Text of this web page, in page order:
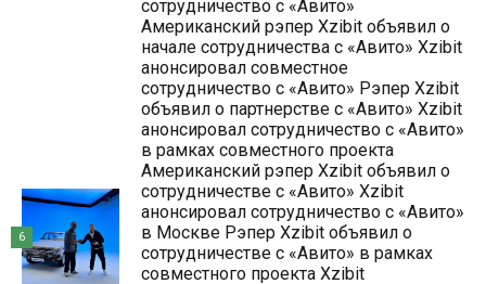
сотрудничество с «Авито»
Американский рэпер Xzibit объявил о
начале сотрудничества с «Авито» Xzibit
анонсировал совместное
сотрудничество с «Авито» Рэпер Xzibit
объявил о партнерстве с «Авито» Xzibit
анонсировал сотрудничество с «Авито»
в рамках совместного проекта
Американский рэпер Xzibit объявил о
сотрудничестве с «Авито» Xzibit
анонсировал сотрудничество с «Авито»
в Москве Рэпер Xzibit объявил о
сотрудничестве с «Авито» в рамках
совместного проекта Xzibit
6